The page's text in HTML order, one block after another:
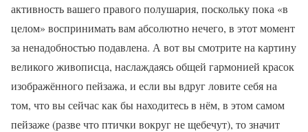
активность вашего правого полушария, поскольку пока «в
целом» воспринимать вам абсолютно нечего, в этот момент
за ненадобностью подавлена. А вот вы смотрите на картину
великого живописца, наслаждаясь общей гармонией красок
изображённого пейзажа, и если вы вдруг ловите себя на
том, что вы сейчас как бы находитесь в нём, в этом самом
пейзаже (разве что птички вокруг не щебечут), то значит